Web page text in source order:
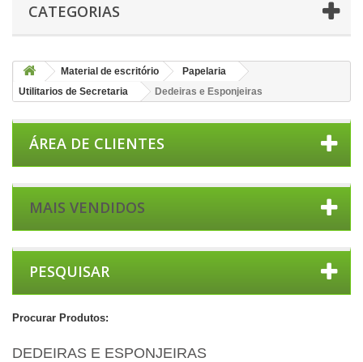
CATEGORIAS
Material de escritório
Papelaria
Utilitarios de Secretaria
Dedeiras e Esponjeiras
ÁREA DE CLIENTES
MAIS VENDIDOS
PESQUISAR
Procurar Produtos:
DEDEIRAS E ESPONJEIRAS